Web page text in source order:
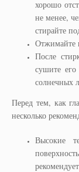
хорошо
не менее,
стирайте
Отжимайте
После
сушите
солнечных
Перед тем, как
несколько
Высокие